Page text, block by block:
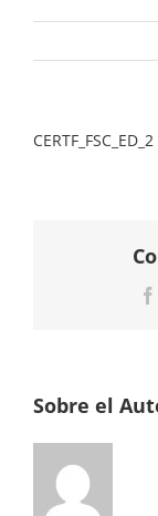
CERTF_FSC_ED_2
Sobre el